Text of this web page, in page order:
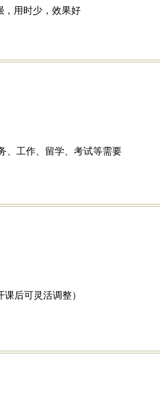
，用时少，效果好
、工作、留学、考试等需要
后可灵活调整）